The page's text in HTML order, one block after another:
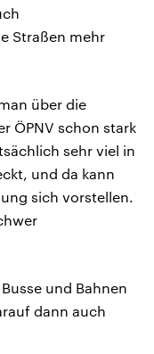
Straßen mehr
über die
ÖPNV schon stark
sehr viel in
und da kann
sich vorstellen.
und Bahnen
dann auch